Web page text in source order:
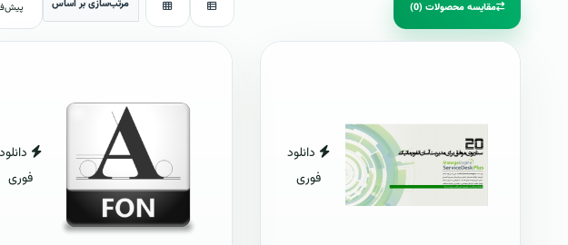
مقایسه محصولات (0) مرتب‌سازی بر اساس
دانلود
فوری
دانلود
فوری